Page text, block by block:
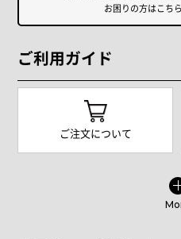
お困りの方はこち
ご利用ガイド
ご注文について